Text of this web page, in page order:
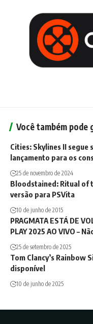
Você também pode
Cities: Skylines II segue
lançamento para os
25 de novembro de 2024
Bloodstained: Ritual of
versão para PSVita
10 de junho de 2015
PRAGMATA ESTÁ DE
PLAY 2025 AO VIVO –
25 de setembro de 2025
Tom Clancy’s Rainbow
disponível
10 de junho de 2025